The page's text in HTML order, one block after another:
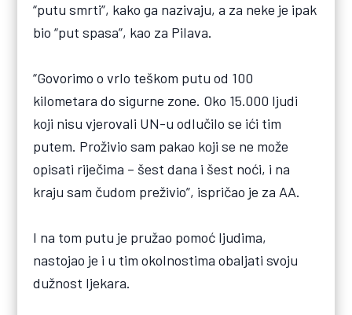
“putu smrti”, kako ga nazivaju, a za neke je ipak
bio “put spasa”, kao za Pilava.
“Govorimo o vrlo teškom putu od 100
kilometara do sigurne zone. Oko 15.000 ljudi
koji nisu vjerovali UN-u odlučilo se ići tim
putem. Proživio sam pakao koji se ne može
opisati riječima – šest dana i šest noći, i na
kraju sam čudom preživio”, ispričao je za AA.
I na tom putu je pružao pomoć ljudima,
nastojao je i u tim okolnostima obaljati svoju
dužnost ljekara.